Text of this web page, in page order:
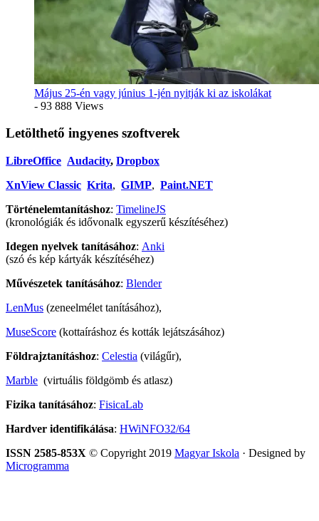
Május 25-én vagy június 1-jén nyitják ki az iskolákat
- 93 888 Views
Letölthető ingyenes szoftverek
LibreOffice Audacity, Dropbox
XnView Classic Krita, GIMP, Paint.NET
Történelemtanításhoz: TimelineJS
(kronológiák és idővonalk egyszerű készítéséhez)
Idegen nyelvek tanításához: Anki
(szó és kép kártyák készítéséhez)
Művészetek tanításához: Blender
LenMus (zeneelmélet tanításához),
MuseScore (kottaíráshoz és kották lejátszásához)
Földrajztanításhoz: Celestia (világűr),
Marble (virtuális földgömb és atlasz)
Fizika tanításához: FisicaLab
Hardver identifikálása: HWiNFO32/64
ISSN 2585-853X © Copyright 2019 Magyar Iskola · Designed by
Microgramma